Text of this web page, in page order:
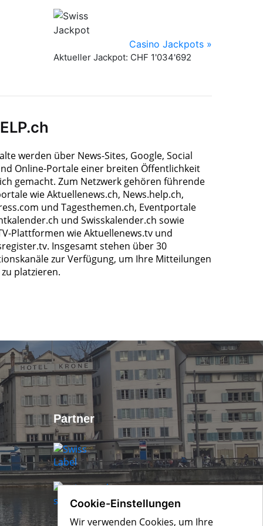
werden über News-Sites, Google, Social
Online-Portale einer breiten Öffentlichkeit
gemacht. Zum Netzwerk gehören führende
wie Aktuellenews.ch, News.help.ch,
und Tagesthemen.ch, Eventportale
und Swisskalender.ch sowie
Plattformen wie Aktuellenews.tv und
Insgesamt stehen über 30
zur Verfügung, um Ihre Mitteilungen
platzieren.
Partner
Cookie-Einstellungen
Wir verwenden Cookies, um Ihre